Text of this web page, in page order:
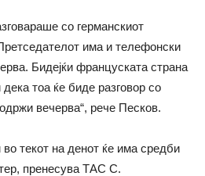
со германскиот
има и телефонски
Бидејќи француската страна
тоа ќе биде разговор со
вечерва“, рече Песков.
текот на денот ќе има средби
пренесува ТАС С.